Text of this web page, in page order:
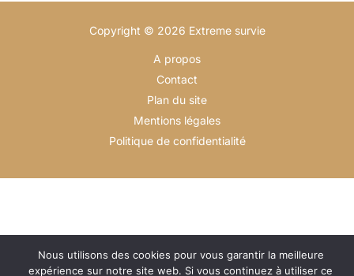
Copyright © 2026 Extreme survie
A propos
Contact
Plan du site
Mentions légales
Politique de confidentialité
Nous utilisons des cookies pour vous garantir la meilleure
expérience sur notre site web. Si vous continuez à utiliser ce